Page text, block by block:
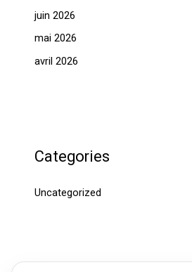
juin 2026
mai 2026
avril 2026
Categories
Uncategorized